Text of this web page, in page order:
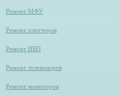
Ремонт МФУ
Ремонт плоттеров
Ремонт ИБП
Ремонт телевизоров
Ремонт мониторов